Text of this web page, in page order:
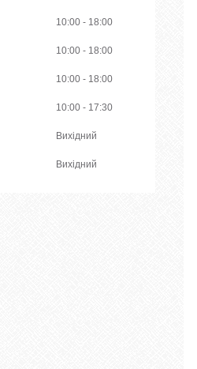
10:00 18:00
10:00 18:00
10:00 18:00
10:00 17:30
Вихідний
Вихідний